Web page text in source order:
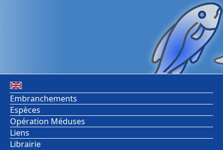
Embranchements
Espèces
Opération Méduses
Liens
Librairie